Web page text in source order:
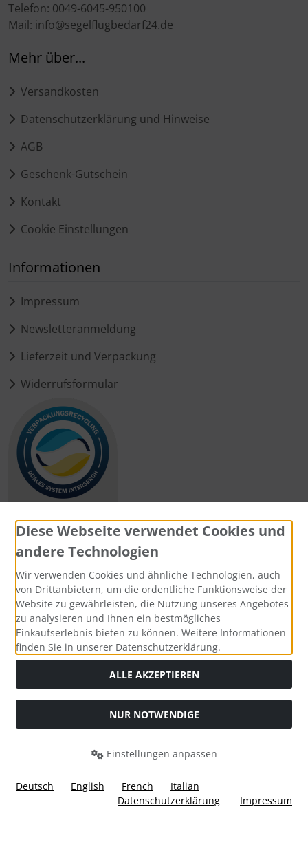
Telefon: 0049-6045-950100
Mail: info@segelflugbedarf24.de
Mehr über...
Versandkosten
Datenschutzerklärung und Hinweise
AGB
Geschenk-Gutschein
Kontakt
Cookie Einstellungen
Informationen
Impressum
Newsletteranmeldung
Lieferzeit und Verpackung
Widerrufsformular
Zahlungsmethoden
Social Media
Widerrufsformular
Diese Webseite verwendet Cookies und
andere Technologien
Wir verwenden Cookies und ähnliche Technologien, auch
von Drittanbietern, um die ordentliche Funktionsweise der
Website zu gewährleisten, die Nutzung unseres Angebotes
zu analysieren und Ihnen ein bestmögliches
Einkaufserlebnis bieten zu können. Weitere Informationen
finden Sie in unserer Datenschutzerklärung.
ALLE AKZEPTIEREN
NUR NOTWENDIGE
Einstellungen anpassen
Deutsch English French
Italian
Datenschutzerklärung
Impressum